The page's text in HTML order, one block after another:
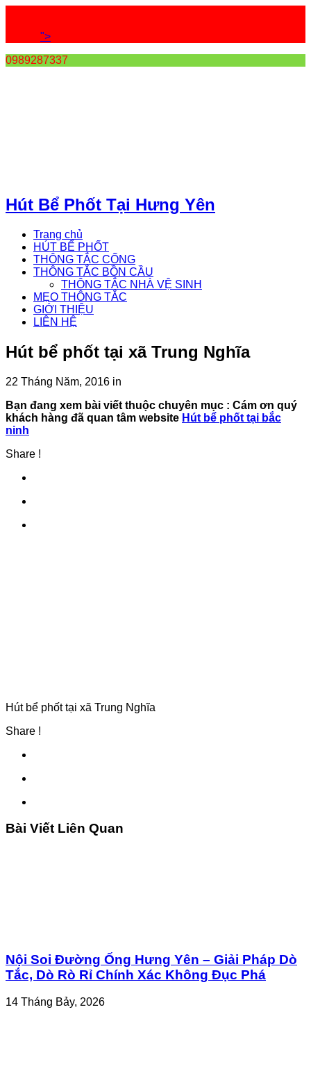
">
0989287337
Hút Bể Phốt Tại Hưng Yên
Trang chủ
HÚT BỂ PHỐT
THÔNG TẮC CỐNG
THÔNG TẮC BỒN CẦU
THÔNG TẮC NHÀ VỆ SINH
MẸO THÔNG TẮC
GIỚI THIỆU
LIÊN HỆ
Hút bể phốt tại xã Trung Nghĩa
22 Tháng Năm, 2016 in
Bạn đang xem bài viết thuộc chuyên mục : Cám ơn quý
khách hàng đã quan tâm website Hút bể phốt tại bắc
ninh
Share !
Hút bể phốt tại xã Trung Nghĩa
Share !
Bài Viết Liên Quan
Nội Soi Đường Ống Hưng Yên – Giải Pháp Dò
Tắc, Dò Rò Rỉ Chính Xác Không Đục Phá
14 Tháng Bảy, 2026